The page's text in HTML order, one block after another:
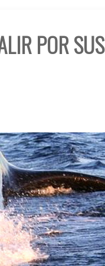
POR SUS